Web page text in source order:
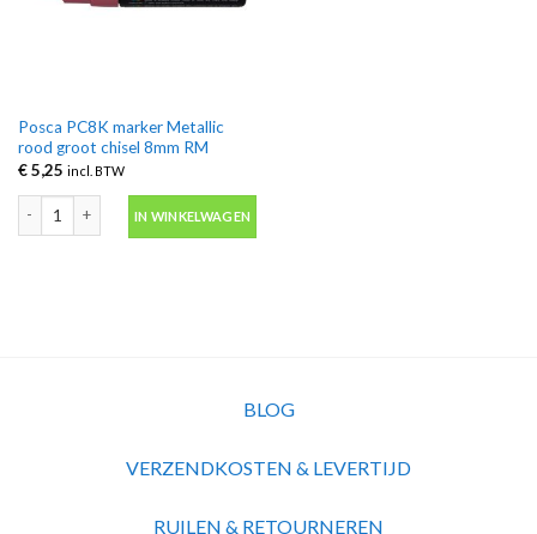
Posca PC8K marker Metallic
rood groot chisel 8mm RM
€5,25 incl. BTW
IN WINKELWAGEN
BLOG
VERZENDKOSTEN & LEVERTIJD
RUILEN & RETOURNEREN